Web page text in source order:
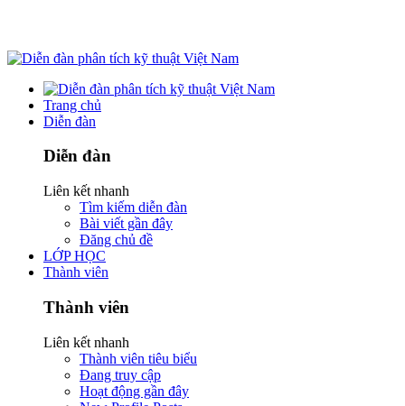
Trang chủ
Diễn đàn
Diễn đàn
Liên kết nhanh
Tìm kiếm diễn đàn
Bài viết gần đây
Đăng chủ đề
LỚP HỌC
Thành viên
Thành viên
Liên kết nhanh
Thành viên tiêu biểu
Đang truy cập
Hoạt động gần đây